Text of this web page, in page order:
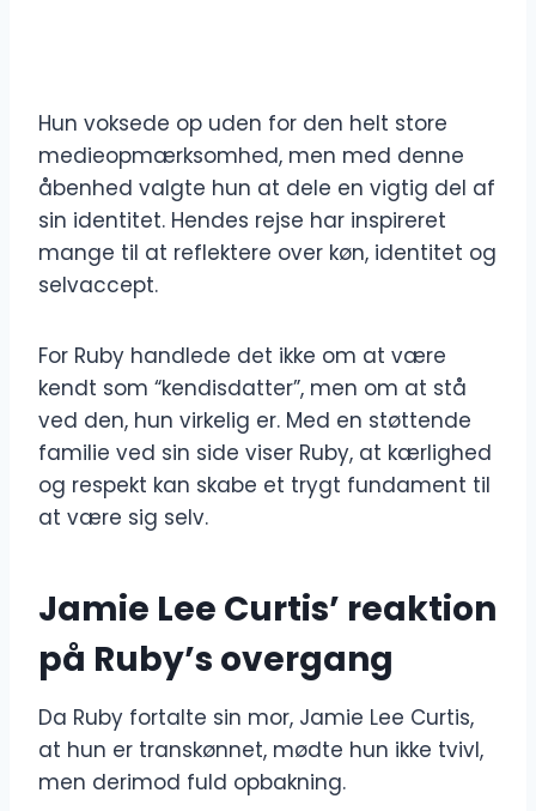
Hun voksede op uden for den helt store
medieopmærksomhed, men med denne
åbenhed valgte hun at dele en vigtig del af
sin identitet. Hendes rejse har inspireret
mange til at reflektere over køn, identitet og
selvaccept.
For Ruby handlede det ikke om at være
kendt som “kendisdatter”, men om at stå
ved den, hun virkelig er. Med en støttende
familie ved sin side viser Ruby, at kærlighed
og respekt kan skabe et trygt fundament til
at være sig selv.
Jamie Lee Curtis’ reaktion
på Ruby’s overgang
Da Ruby fortalte sin mor, Jamie Lee Curtis,
at hun er transkønnet, mødte hun ikke tvivl,
men derimod fuld opbakning.